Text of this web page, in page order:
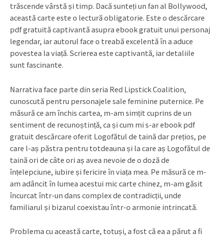
trăscende vârstă și timp. Dacă sunteți un fan al Bollywood,
această carte este o lectură obligatorie. Este o descărcare
pdf gratuită captivantă asupra ebook gratuit unui personaj
legendar, iar autorul face o treabă excelentă în a aduce
povestea la viață. Scrierea este captivantă, iar detaliile
sunt fascinante.
Narrativa face parte din seria Red Lipstick Coalition,
cunoscută pentru personajele sale feminine puternice. Pe
măsură ce am închis cartea, m-am simțit cuprins de un
sentiment de recunoștință, ca și cum mi s-ar ebook pdf
gratuit descărcare oferit Logofătul de taină dar prețios, pe
care l-aș păstra pentru totdeauna și la care aș Logofătul de
taină ori de câte ori aș avea nevoie de o doză de
înțelepciune, iubire și fericire în viața mea. Pe măsură ce m-
am adâncit în lumea acestui mic carte chinez, m-am găsit
încurcat într-un dans complex de contradicții, unde
familiarul și bizarul coexistau într-o armonie intrincată.
Problema cu această carte, totuși, a fost că ea a părut a fi